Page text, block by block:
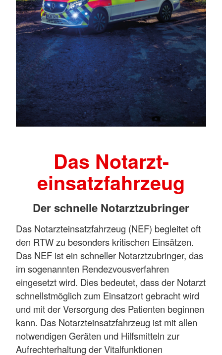
Das Notarzt-
einsatzfahrzeug
Der schnelle Notarztzubringer
Das Notarzteinsatzfahrzeug (NEF) begleitet oft
den RTW zu besonders kritischen Einsätzen.
Das NEF ist ein schneller Notarztzubringer, das
im sogenannten Rendezvousverfahren
eingesetzt wird. Dies bedeutet, dass der Notarzt
schnellstmöglich zum Einsatzort gebracht wird
und mit der Versorgung des Patienten beginnen
kann. Das Notarzteinsatzfahrzeug ist mit allen
notwendigen Geräten und Hilfsmitteln zur
Aufrechterhaltung der Vitalfunktionen